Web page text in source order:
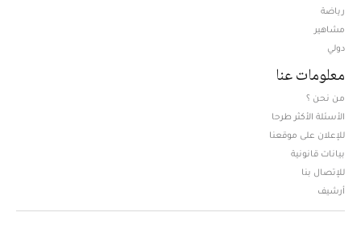
رياضة
مشاهير
دولي
معلومات عنا
من نحن ؟
الأسئلة الأكثر طرحا
للإعلان على موقعنا
بيانات قانونية
للإتصال بنا
أرشيف